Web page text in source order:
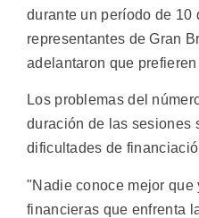
durante un período de 10
representantes de Gran
adelantaron que
Los problemas del
duración de las sesiones
dificultades de
"Nadie conoce mejor que
financieras que enfrenta